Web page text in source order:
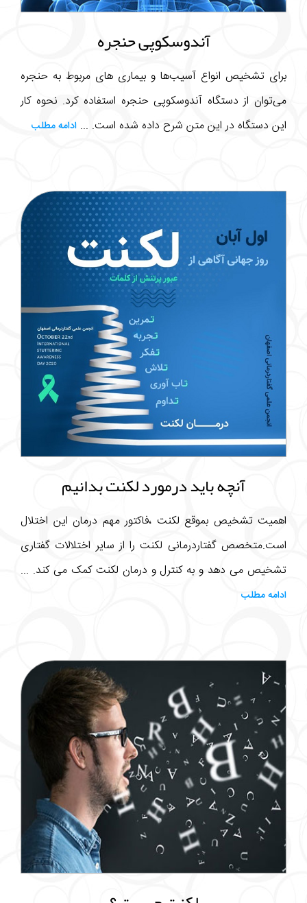
آندوسکوپی حنجره
برای تشخیص انواع آسیب‌ها و بیماری های مربوط به حنجره
می‌توان از دستگاه آندوسکوپی حنجره استفاده کرد. نحوه کار
این دستگاه در این متن شرح داده شده است. ... ادامه مطلب
آنچه باید درمورد لکنت بدانیم
اهمیت تشخیص بموقع لکنت ،فاکتور مهم درمان این اختلال
است.متخصص گفتاردرمانی لکنت را از سایر اختلالات گفتاری
تشخیص می دهد و به کنترل و درمان لکنت کمک می کند. ...
ادامه مطلب